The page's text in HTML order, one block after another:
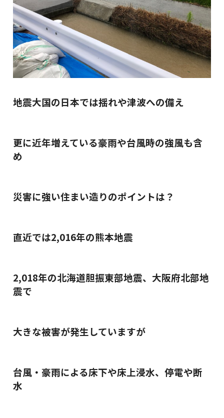
地震大国の日本では揺れや津波への備え
更に近年増えている豪雨や台風時の強風も含
め
災害に強い住まい造りのポイントは？
直近では2,016年の熊本地震
2,018年の北海道胆振東部地震、大阪府北部地
震で
大きな被害が発生していますが
台風・豪雨による床下や床上浸水、停電や断
水